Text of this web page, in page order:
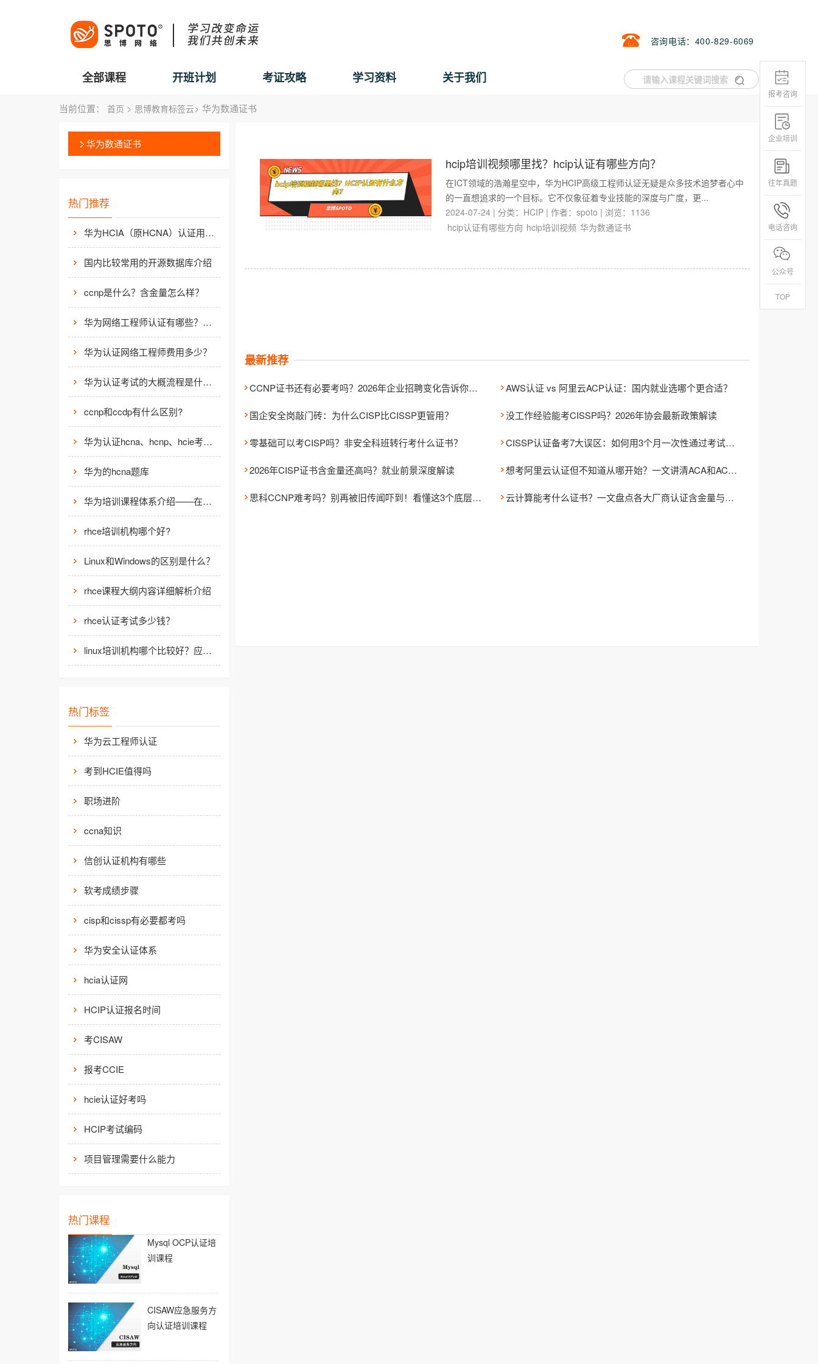
咨询电话：400-829-6069
全部课程 开班计划 考证攻略 学习资料 关于我们
当前位置： 首页 > 思博教育标签云> 华为数通证书
华为数通证书
热门推荐
华为HCIA（原HCNA）认证用处大吗？
国内比较常用的开源数据库介绍
ccnp是什么？含金量怎么样？
华为网络工程师认证有哪些？值不值得考？
华为认证网络工程师费用多少？
华为认证考试的大概流程是什么样的？
ccnp和ccdp有什么区别?
华为认证hcna、hcnp、hcie考试费用
华为的hcna题库
华为培训课程体系介绍——在线学习平台
rhce培训机构哪个好?
Linux和Windows的区别是什么？
rhce课程大纲内容详细解析介绍
rhce认证考试多少钱？
linux培训机构哪个比较好？应该如何选择？
热门标签
华为云工程师认证
考到HCIE值得吗
职场进阶
ccna知识
信创认证机构有哪些
软考成绩步骤
cisp和cissp有必要都考吗
华为安全认证体系
hcia认证网
HCIP认证报名时间
考CISAW
报考CCIE
hcie认证好考吗
HCIP考试编码
项目管理需要什么能力
热门课程
Mysql OCP认证培
训课程
CISAW应急服务方
向认证培训课程
hcip培训视频哪里找？hcip认证有哪些方向？
在ICT领域的浩瀚星空中，华为HCIP高级工程师认证无疑是众多技术追梦者心中
的一直想追求的一个目标。它不仅象征着专业技能的深度与广度，更...
2024-07-24 | 分类： HCIP | 作者：spoto | 浏览：1136
hcip认证有哪些方向 hcip培训视频 华为数通证书
最新推荐
CCNP证书还有必要考吗？2026年企业招聘变化告诉你：不是证书变了，而是网络工程师岗位变了 AWS认证 vs 阿里云ACP认证：国内就业选哪个更合适？
国企安全岗敲门砖：为什么CISP比CISSP更管用？ 没工作经验能考CISSP吗？2026年协会最新政策解读
零基础可以考CISP吗？非安全科班转行考什么证书？ CISSP认证备考7大误区：如何用3个月一次性通过考试（2026年实战版）
2026年CISP证书含金量还高吗？就业前景深度解读 想考阿里云认证但不知道从哪开始？一文讲清ACA和ACP怎么选?
思科CCNP难考吗？别再被旧传闻吓到！看懂这3个底层逻辑，备考少走大半年弯路 云计算能考什么证书？一文盘点各大厂商认证含金量与选型指南
报考咨询
企业培训
往年真题
电话咨询
公众号
TOP